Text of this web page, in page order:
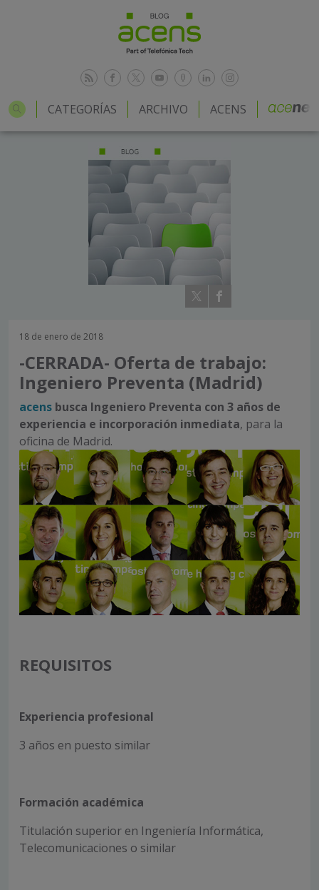
CATEGORÍAS ARCHIVO ACENS
18 de enero de 2018
-CERRADA- Oferta de trabajo:
Ingeniero Preventa (Madrid)
acens busca Ingeniero Preventa con 3 años de
experiencia e incorporación inmediata, para la
oficina de Madrid.
REQUISITOS
Experiencia profesional
3 años en puesto similar
Formación académica
Titulación superior en Ingeniería Informática,
Telecomunicaciones o similar